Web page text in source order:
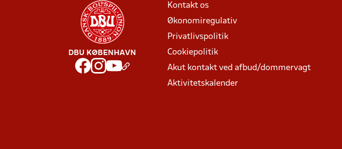
DBU KØBENHAVN
Kontakt os
Økonomiregulativ
Privatlivspolitik
Cookiepolitik
Akut kontakt ved afbud/dommervagt
Aktivitetskalender